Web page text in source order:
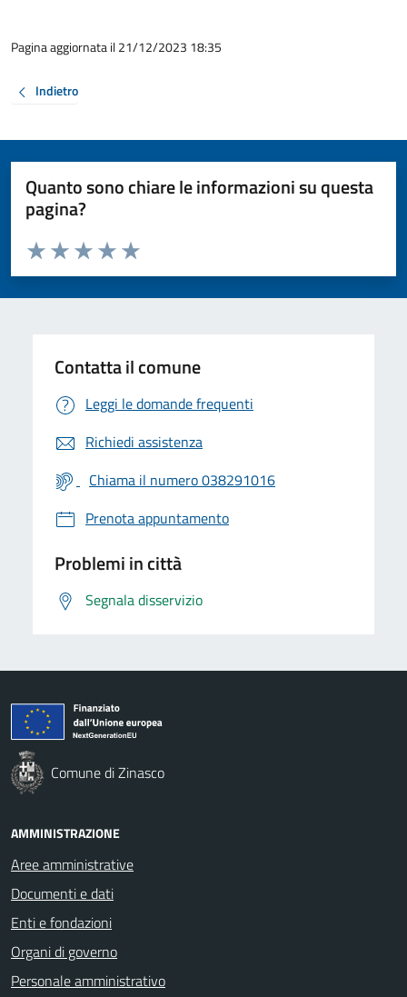
Pagina aggiornata il 21/12/2023 18:35
Indietro
Quanto sono chiare le informazioni su questa
pagina?
Valuta da 1 a 5 stelle la pagina
Valuta 5 stelle su 5
Valuta 4 stelle su 5
Valuta 3 stelle su 5
Valuta 2 stelle su 5
Valuta 1 stelle su 5
Contatta il comune
Leggi le domande frequenti
Richiedi assistenza
Chiama il numero 038291016
Prenota appuntamento
Problemi in città
Segnala disservizio
Comune di Zinasco
AMMINISTRAZIONE
Aree amministrative
Documenti e dati
Enti e fondazioni
Organi di governo
Personale amministrativo